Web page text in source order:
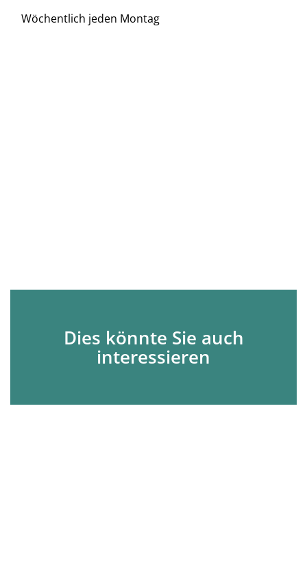
Wöchentlich jeden Montag
Dies könnte Sie auch
interessieren